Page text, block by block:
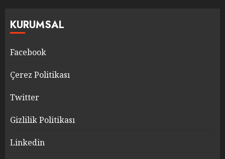
KURUMSAL
Facebook
Çerez Politikası
Twitter
Gizlilik Politikası
Linkedin